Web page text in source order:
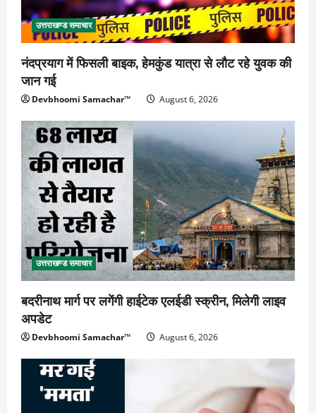
उत्तराखण्ड समाचार
नंदप्रयाग में फिसली बाइक, हेमकुंड यात्रा से लौट रहे युवक की
जान गई
Devbhoomi Samachar™ August 6, 2026
उत्तराखण्ड समाचार
बदरीनाथ मार्ग पर लगेंगी हाईटेक एलईडी स्क्रीन, मिलेगी लाइव
अपडेट
Devbhoomi Samachar™ August 6, 2026